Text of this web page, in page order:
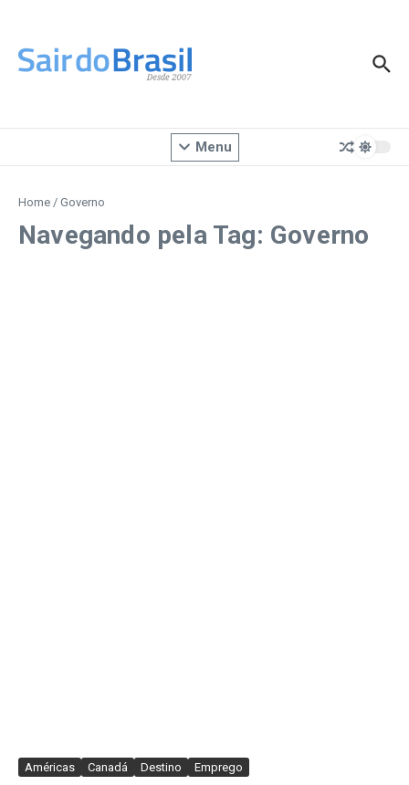
Menu
Home / Governo
Navegando pela Tag: Governo
Américas Canadá Destino Emprego